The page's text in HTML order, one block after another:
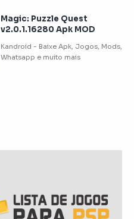
Magic: Puzzle Quest
v2.0.1.16280 Apk MOD